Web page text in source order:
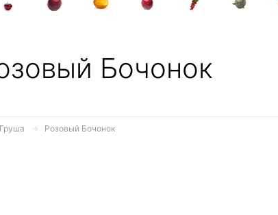
Бочонок
Груша Розовый Бочонок